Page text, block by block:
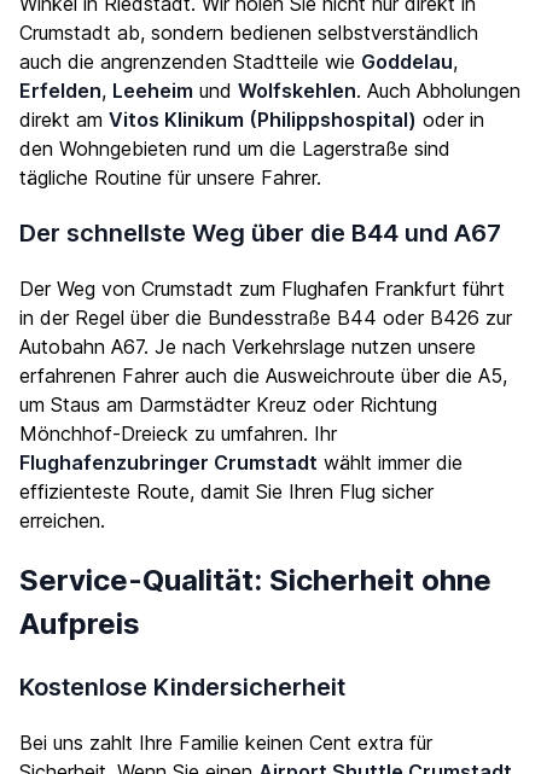
Crumstadt ab, sondern bedienen selbstverständlich
auch die angrenzenden Stadtteile wie Goddelau,
Erfelden, Leeheim und Wolfskehlen. Auch Abholungen
direkt am Vitos Klinikum (Philippshospital) oder in
den Wohngebieten rund um die Lagerstraße sind
tägliche Routine für unsere Fahrer.
Der schnellste Weg über die B44 und A67
Der Weg von Crumstadt zum Flughafen Frankfurt führt
in der Regel über die Bundesstraße B44 oder B426 zur
Autobahn A67. Je nach Verkehrslage nutzen unsere
erfahrenen Fahrer auch die Ausweichroute über die A5,
um Staus am Darmstädter Kreuz oder Richtung
Mönchhof-Dreieck zu umfahren. Ihr
Flughafenzubringer Crumstadt wählt immer die
effizienteste Route, damit Sie Ihren Flug sicher
erreichen.
Service-Qualität: Sicherheit ohne
Aufpreis
Kostenlose Kindersicherheit
Bei uns zahlt Ihre Familie keinen Cent extra für